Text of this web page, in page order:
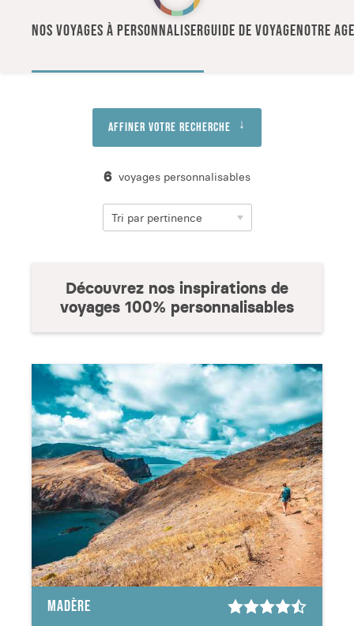
NOS VOYAGES À PERSONNALISERGUIDE DE VOYAGENOTRE
Affiner votre recherche
6 voyages personnalisables
Découvrez nos inspirations de
voyages 100% personnalisables
MADÈRE